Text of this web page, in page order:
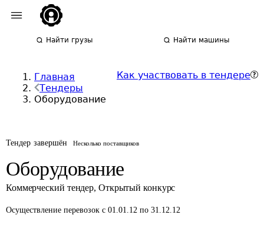
Найти грузы Найти машины
Главная
Тендеры
Оборудование
Как участвовать в тендере
Тендер завершён Несколько поставщиков
Оборудование
Коммерческий тендер, Открытый конкурс
Осуществление перевозок с 01.01.12 по 31.12.12